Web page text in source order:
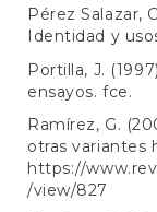
Pérez Salazar,
Identidad y
Portilla, J.
ensayos. fce.
Ramírez, G.
otras variantes
https://
/view/827